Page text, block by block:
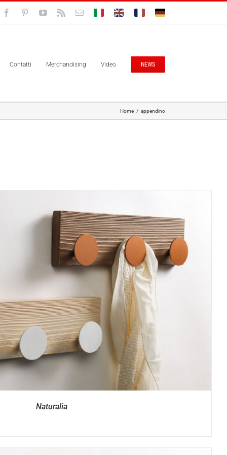
FacebookPinterestYouTube
Rss EmailBolisitalia.itBolisitalia.com
Bolisitalia.frBolisitalia.de
Contatti Merchandising Video NEWS
Home / appendino
Naturalia